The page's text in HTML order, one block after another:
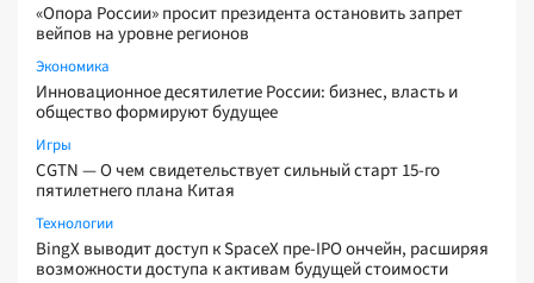
«Опора России» просит президента остановить запрет
вейпов на уровне регионов
Экономика
Инновационное десятилетие России: бизнес, власть и
общество формируют будущее
Игры
CGTN — О чем свидетельствует сильный старт 15-го
пятилетнего плана Китая
Технологии
BingX выводит доступ к SpaceX пре-IPO ончейн, расширяя
возможности доступа к активам будущей стоимости